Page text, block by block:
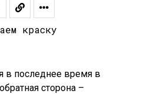
в последнее время в
сторона –